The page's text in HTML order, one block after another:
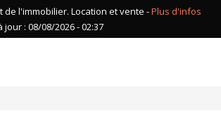
l'immobilier. Location et vente -Plus d'infos
jour : 08/08/2026 - 02:37